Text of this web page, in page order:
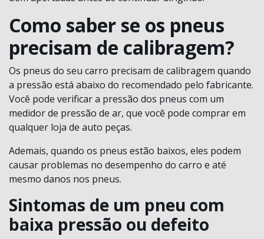
Como saber se os pneus
precisam de calibragem?
Os pneus do seu carro precisam de calibragem quando
a pressão está abaixo do recomendado pelo fabricante.
Você pode verificar a pressão dos pneus com um
medidor de pressão de ar, que você pode comprar em
qualquer loja de auto peças.
Ademais, quando os pneus estão baixos, eles podem
causar problemas no desempenho do carro e até
mesmo danos nos pneus.
Sintomas de um pneu com
baixa pressão ou defeito